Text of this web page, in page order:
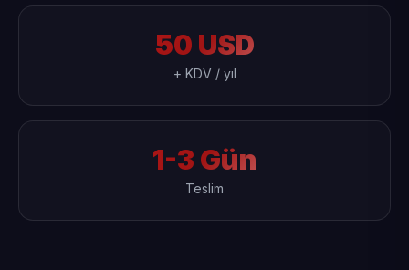
50 USD
+ KDV / yıl
1-3 Gün
Teslim